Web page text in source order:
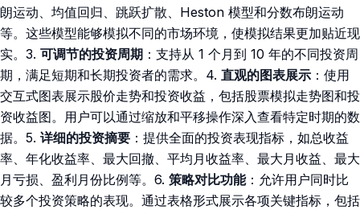
朗运动、均值回归、跳跃扩散、Heston 模型和分数布朗运动
等。这些模型能够模拟不同的市场环境，使模拟结果更加贴近现
实。3. 可调节的投资周期 ：支持从 1 个月到 10 年的不同投资周
期，满足短期和长期投资者的需求。4. 直观的图表展示 ：使用
交互式图表展示股价走势和投资收益，包括股票模拟走势图和投
资收益图。用户可以通过缩放和平移操作深入查看特定时期的数
据。5. 详细的投资摘要 ：提供全面的投资表现指标，如总收益
率、年化收益率、最大回撤、平均月收益率、最大月收益、最大
月亏损、盈利月份比例等。6. 策略对比功能：允许用户同时比
较多个投资策略的表现。通过表格形式展示各项关键指标，包括